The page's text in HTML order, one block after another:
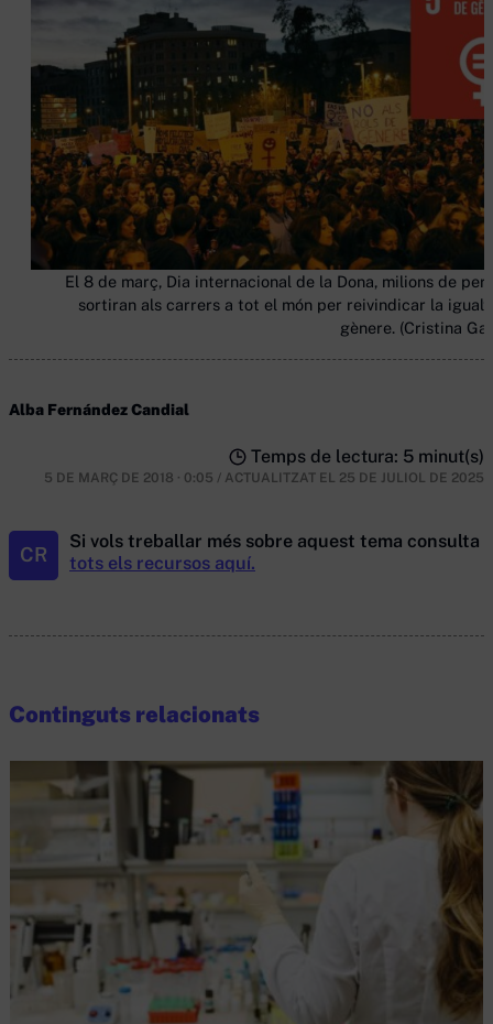
El 8 de març, Dia internacional de la Dona, milions de
sortiran als carrers a tot el món per reivindicar la
gènere. (Cristina
Alba Fernández Candial
Temps de lectura: 5 minut(s)
5 DE MARÇ DE 2018 · 0:05 / ACTUALITZAT EL 25 DE JULIOL DE 2025
CR
Si vols treballar més sobre aquest tema consulta
tots els recursos aquí.
Continguts relacionats